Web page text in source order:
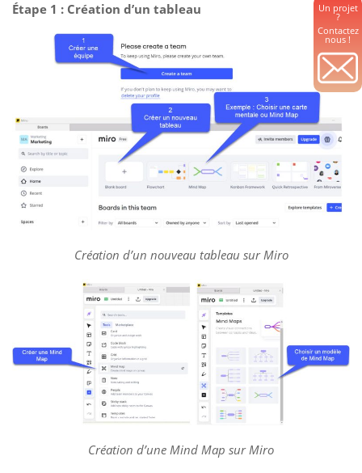
Un projet
?
Contactez
nous !
Étape 1 : Création d’un tableau
Création d’un nouveau tableau sur Miro
Création d’une Mind Map sur Miro